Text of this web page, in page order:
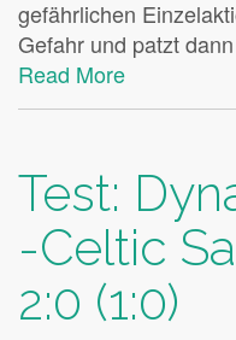
gefährlichen
Gefahr und patzt
Read More
Test:
-Celtic
2:0 (1:0)